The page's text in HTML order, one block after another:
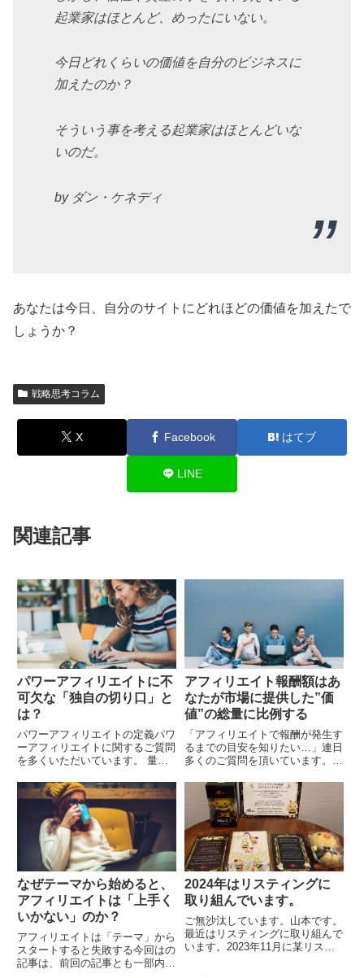
起業家はほとんど、めったにいない。
今日どれくらいの価値を自分のビジネスに
加えたのか？
そういう事を考える起業家はほとんどいな
いのだ。
by ダン・ケネディ
あなたは今日、自分のサイトにどれほどの価値を加えたで
しょうか？
戦略思考コラム
X Facebook はてブ
LINE
関連記事
パワーアフィリエイトに不
可欠な「独自の切り口」と
は？
パワーアフィリエイトの定義パワ
ーアフィリエイトに関するご質問
を多くいただいています。 量産
イトでアフィリエイトしたい パ
ワーアフィリエイトを運営したの
だが、何から始めれば...
アフィリエイト報酬額はあ
なたが市場に提供した”価
値”の総量に比例する
「アフィリエイトで報酬が発生す
るまでの目安を知りたい…」連日
多くのご質問を頂いています。今
られるご質問（メール）を、いく
つかご紹介します。（メールの内
容は記事用に一部改編...
なぜテーマから始めると、
アフィリエイトは「上手く
いかない」のか？
アフィリエイトは「テーマ」から
スタートすると失敗する今回はの
記事は、前回の記事とも一部内容
2024年はリスティングに
取り組んでいます。
ご無沙汰しています。山本です。
最近はリスティングに取り組んで
います。2023年11月に某リステ